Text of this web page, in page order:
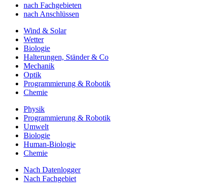
nach Fachgebieten
nach Anschlüssen
Wind & Solar
Wetter
Biologie
Halterungen, Ständer & Co
Mechanik
Optik
Programmierung & Robotik
Chemie
Physik
Programmierung & Robotik
Umwelt
Biologie
Human-Biologie
Chemie
Nach Datenlogger
Nach Fachgebiet